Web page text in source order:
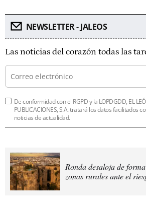
NEWSLETTER - JALEOS
Las noticias del corazón todas las
De conformidad con el RGPD y la LOPDGDD, EL
PUBLICACIONES, S.A. tratará los datos facilitados
noticias de actualidad.
Ronda desaloja de
zonas rurales ante el